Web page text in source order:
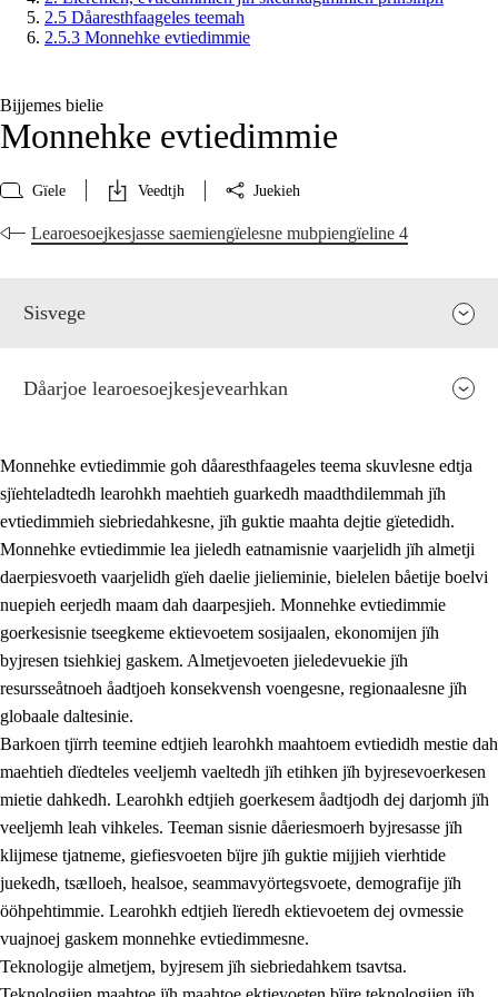
2.5 Dåaresthfaageles teemah
2.5.3 Monnehke evtiedimmie
Bijjemes bielie
Monnehke evtiedimmie
Gïele Veedtjh Juekieh
Learoesoejkesjasse saemiengïelesne mubpiengïeline 4
Sisvege
2. Lïeremen, evtiedimmien jïh skearkagimmien prinsihph
2.1 Sosijaale lïereme jïh evtiedimmie
2.2 Maahtoe faagine
2.3 Vihkeles tjiehpiesvoeth
2.4 Lïeredh lïeredh
Dåaresthfaageles teemah
2.5 Dåaresthfaageles teemah
2.5.1 Almetjehealsoe jïh jieledehaalveme
Dåarjoe learoesoejkesjevearhkan
Monnehke evtiedimmie goh dåaresthfaageles teema skuvlesne edtja
sjïehteladtedh learohkh maehtieh guarkedh maadthdilemmah jïh
evtiedimmieh siebriedahkesne, jïh guktie maahta dejtie gïetedidh.
Monnehke evtiedimmie lea jieledh eatnamisnie vaarjelidh jïh almetji
daerpiesvoeth vaarjelidh gïeh daelie jielieminie, bielelen båetije boelvi
nuepieh eerjedh maam dah daarpesjieh. Monnehke evtiedimmie
goerkesisnie tseegkeme ektievoetem sosijaalen, ekonomijen jïh
byjresen tsiehkiej gaskem. Almetjevoeten jieledevuekie jïh
resursseåtnoeh åadtjoeh konsekvensh voengesne, regionaalesne jïh
globaale daltesinie.
Barkoen tjïrrh teemine edtjieh learohkh maahtoem evtiedidh mestie dah
maehtieh dïedteles veeljemh vaeltedh jïh etihken jïh byjresevoerkesen
mietie dahkedh. Learohkh edtjieh goerkesem åadtjodh dej darjomh jïh
veeljemh leah vihkeles. Teeman sisnie dåeriesmoerh byjresasse jïh
klijmese tjatneme, giefiesvoeten bïjre jïh guktie mijjieh vierhtide
juekedh, tsælloeh, healsoe, seammavyörtegsvoete, demografije jïh
ööhpehtimmie. Learohkh edtjieh lïeredh ektievoetem dej ovmessie
vuajnoej gaskem monnehke evtiedimmesne.
Teknologije almetjem, byjresem jïh siebriedahkem tsavtsa.